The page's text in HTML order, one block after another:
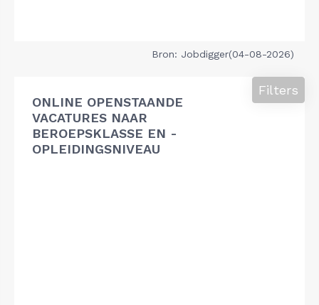
Bron: Jobdigger(04-08-2026)
ONLINE OPENSTAANDE
VACATURES NAAR
BEROEPSKLASSE EN -
OPLEIDINGSNIVEAU
Filters